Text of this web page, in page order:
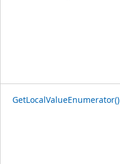
GetLocalValueEnumerator()